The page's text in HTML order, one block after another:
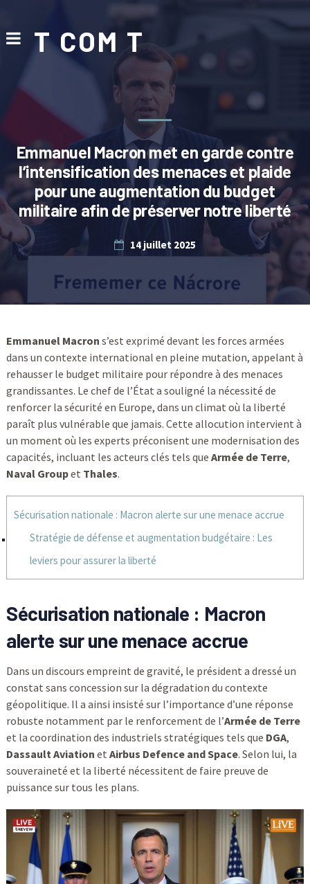
T COM T
Emmanuel Macron met en garde contre
l’intensification des menaces et plaide
pour une augmentation du budget
militaire afin de préserver notre liberté
14 juillet 2025
Emmanuel Macron s’est exprimé devant les forces armées
dans un contexte international en pleine mutation, appelant à
rehausser le budget militaire pour répondre à des menaces
grandissantes. Le chef de l’État a souligné la nécessité de
renforcer la sécurité en Europe, dans un climat où la liberté
paraît plus vulnérable que jamais. Cette allocution intervient à
un moment où les experts préconisent une modernisation des
capacités, incluant les acteurs clés tels que Armée de Terre,
Naval Groupet Thales.
Sécurisation nationale : Macron alerte sur une menace accrue
Stratégie de défense et augmentation budgétaire : Les
leviers pour assurer la liberté
Sécurisation nationale : Macron
alerte sur une menace accrue
Dans un discours empreint de gravité, le président a dressé un
constat sans concession sur la dégradation du contexte
géopolitique. Il a ainsi insisté sur l’importance d’une réponse
robuste notamment par le renforcement de l’Armée de Terre
et la coordination des industriels stratégiques tels que DGA,
Dassault Aviation et Airbus Defence and Space. Selon lui, la
souveraineté et la liberté nécessitent de faire preuve de
puissance sur tous les plans.